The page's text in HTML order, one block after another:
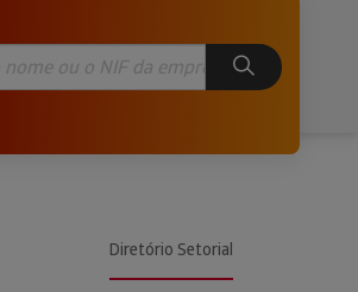
Diretório Setorial